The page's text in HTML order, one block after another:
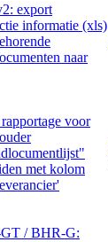
export
informatie (xls)
naar
voor
met kolom
/ BHR-G: